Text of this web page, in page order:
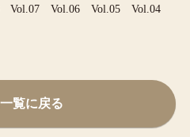
Vol.07 Vol.06 Vol.05
Vol.04
覧に戻る